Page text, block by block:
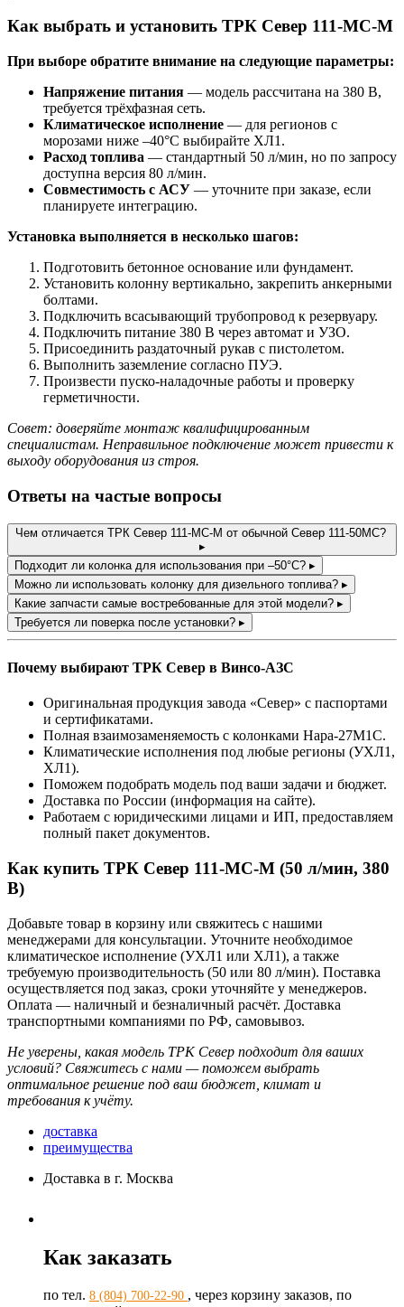
Как выбрать и установить ТРК Север 111-МС-М
При выборе обратите внимание на следующие параметры:
Напряжение питания — модель рассчитана на 380 В,
требуется трёхфазная сеть.
Климатическое исполнение — для регионов с
морозами ниже –40°C выбирайте ХЛ1.
Расход топлива — стандартный 50 л/мин, но по запросу
доступна версия 80 л/мин.
Совместимость с АСУ — уточните при заказе, если
планируете интеграцию.
Установка выполняется в несколько шагов:
Подготовить бетонное основание или фундамент.
Установить колонну вертикально, закрепить анкерными
болтами.
Подключить всасывающий трубопровод к резервуару.
Подключить питание 380 В через автомат и УЗО.
Присоединить раздаточный рукав с пистолетом.
Выполнить заземление согласно ПУЭ.
Произвести пуско-наладочные работы и проверку
герметичности.
Совет: доверяйте монтаж квалифицированным
специалистам. Неправильное подключение может привести к
выходу оборудования из строя.
Ответы на частые вопросы
Чем отличается ТРК Север 111-МС-М от обычной Север 111-50МС?
▸
Подходит ли колонка для использования при –50°C? ▸
Можно ли использовать колонку для дизельного топлива? ▸
Какие запчасти самые востребованные для этой модели? ▸
Требуется ли поверка после установки? ▸
Почему выбирают ТРК Север в Винсо-АЗС
Оригинальная продукция завода «Север» с паспортами
и сертификатами.
Полная взаимозаменяемость с колонками Нара-27М1С.
Климатические исполнения под любые регионы (УХЛ1,
ХЛ1).
Поможем подобрать модель под ваши задачи и бюджет.
Доставка по России (информация на сайте).
Работаем с юридическими лицами и ИП, предоставляем
полный пакет документов.
Как купить ТРК Север 111-МС-М (50 л/мин, 380
В)
Добавьте товар в корзину или свяжитесь с нашими
менеджерами для консультации. Уточните необходимое
климатическое исполнение (УХЛ1 или ХЛ1), а также
требуемую производительность (50 или 80 л/мин). Поставка
осуществляется под заказ, сроки уточняйте у менеджеров.
Оплата — наличный и безналичный расчёт. Доставка
транспортными компаниями по РФ, самовывоз.
Не уверены, какая модель ТРК Север подходит для ваших
условий? Свяжитесь с нами — поможем выбрать
оптимальное решение под ваш бюджет, климат и
требования к учёту.
доставка
преимущества
Доставка в г. Москва
Как заказать
по тел. 8 (804) 700-22-90 , через корзину заказов, по